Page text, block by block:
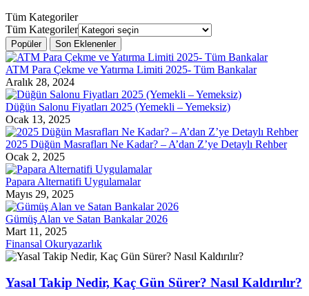
Tüm Kategoriler
Tüm Kategoriler
Popüler Son Eklenenler
ATM Para Çekme ve Yatırma Limiti 2025- Tüm Bankalar
Aralık 28, 2024
Düğün Salonu Fiyatları 2025 (Yemekli – Yemeksiz)
Ocak 13, 2025
2025 Düğün Masrafları Ne Kadar? – A’dan Z’ye Detaylı Rehber
Ocak 2, 2025
Papara Alternatifi Uygulamalar
Mayıs 29, 2025
Gümüş Alan ve Satan Bankalar 2026
Mart 11, 2025
Finansal Okuryazarlık
Yasal Takip Nedir, Kaç Gün Sürer? Nasıl Kaldırılır?